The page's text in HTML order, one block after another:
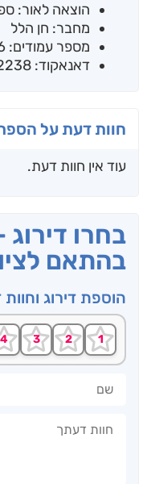
הוצאה לאור:
מחבר: חן הלל
מספר עמודים: 26
דאנאקוד: 1272-2238
חוות דעת על
עוד אין חוות דעת.
בחרו
בהתאם
הוספת דירוג